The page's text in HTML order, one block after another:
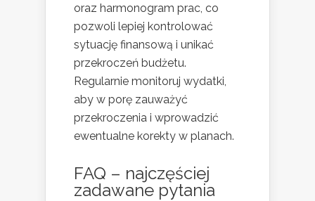
oraz harmonogram prac, co
pozwoli lepiej kontrolować
sytuację finansową i unikać
przekroczeń budżetu.
Regularnie monitoruj wydatki,
aby w porę zauważyć
przekroczenia i wprowadzić
ewentualne korekty w planach.
FAQ – najczęściej
zadawane pytania